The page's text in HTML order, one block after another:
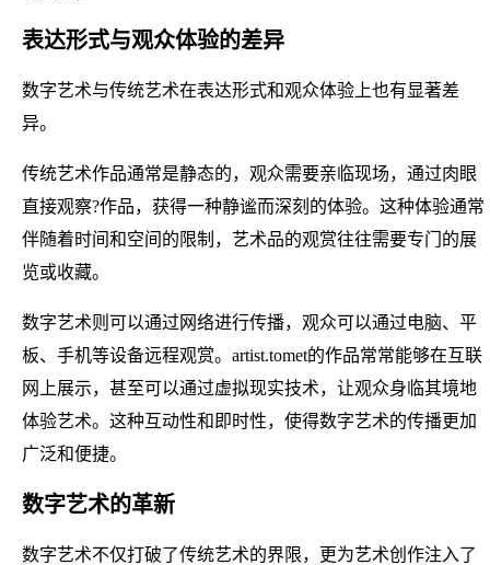
表达形式与观众体验的差异
数字艺术与传统艺术在表达形式和观众体验上也有显著差
异。
传统艺术作品通常是静态的，观众需要亲临现场，通过肉眼
直接观察?作品，获得一种静谧而深刻的体验。这种体验通常
伴随着时间和空间的限制，艺术品的观赏往往需要专门的展
览或收藏。
数字艺术则可以通过网络进行传播，观众可以通过电脑、平
板、手机等设备远程观赏。artist.tomet的作品常常能够在互联
网上展示，甚至可以通过虚拟现实技术，让观众身临其境地
体验艺术。这种互动性和即时性，使得数字艺术的传播更加
广泛和便捷。
数字艺术的革新
数字艺术不仅打破了传统艺术的界限，更为艺术创作注入了